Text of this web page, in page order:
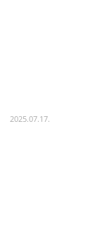
2025.07.17.